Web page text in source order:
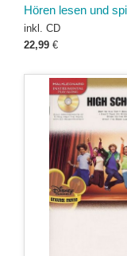
Hören lesen und
inkl. CD
22,99 €